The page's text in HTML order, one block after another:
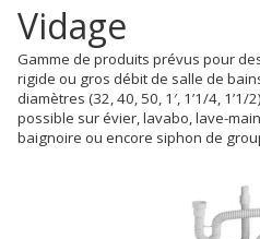
Vidage
Gamme de produits prévus pour
rigide ou gros débit de salle de
diamètres (32, 40, 50, 1′, 1’1/4,
possible sur évier, lavabo, lave-
baignoire ou encore siphon de